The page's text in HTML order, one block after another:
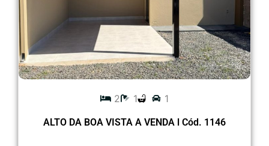
2 1 1
ALTO DA BOA VISTA A VENDA l Cód. 1146